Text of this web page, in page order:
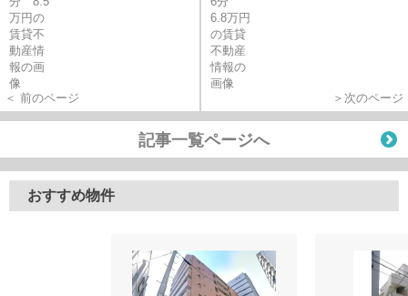
＜ 前のページ ＞次のページ
記事一覧ページへ
おすすめ物件